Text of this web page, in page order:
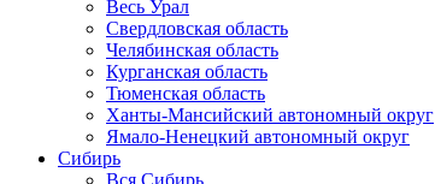
Весь Урал
Свердловская область
Челябинская область
Курганская область
Тюменская область
Ханты-Мансийский автономный округ
Ямало-Ненецкий автономный округ
Сибирь
Вся Сибирь